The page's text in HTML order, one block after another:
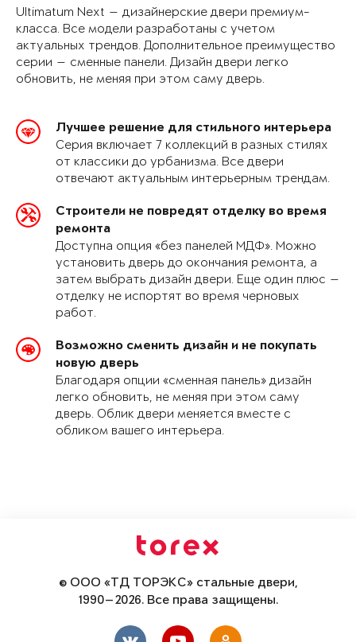
Ultimatum Next — дизайнерские двери премиум-
класса. Все модели разработаны с учетом
актуальных трендов. Дополнительное преимущество
серии — сменные панели. Дизайн двери легко
обновить, не меняя при этом саму дверь.
Лучшее решение для стильного интерьера
Серия включает 7 коллекций в разных стилях
от классики до урбанизма. Все двери
отвечают актуальным интерьерным трендам.
Строители не повредят отделку во время
ремонта
Доступна опция «без панелей МДФ». Можно
установить дверь до окончания ремонта, а
затем выбрать дизайн двери. Еще один плюс —
отделку не испортят во время черновых
работ.
Возможно сменить дизайн и не покупать
новую дверь
Благодаря опции «сменная панель» дизайн
легко обновить, не меняя при этом саму
дверь. Облик двери меняется вместе с
обликом вашего интерьера.
© ООО «ТД ТОРЭКС» стальные двери,
1990—2026. Все права защищены.